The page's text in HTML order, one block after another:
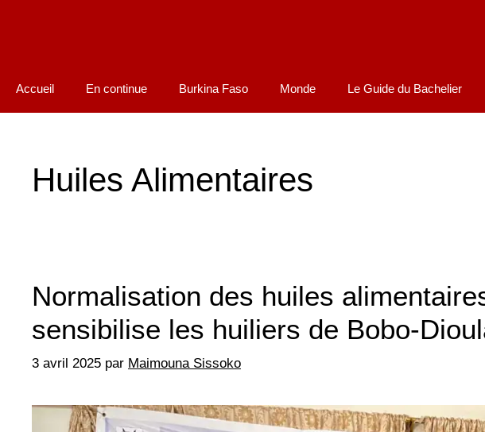
Accueil En continue Burkina Faso Monde Le Guide du Bachelier
Huiles Alimentaires
Normalisation des huiles
sensibilise les huiliers de Bobo-
3 avril 2025 par Maimouna Sissoko